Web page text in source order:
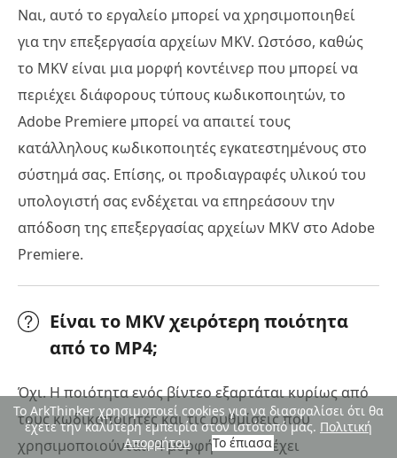
Ναι, αυτό το εργαλείο μπορεί να χρησιμοποιηθεί
για την επεξεργασία αρχείων MKV. Ωστόσο, καθώς
το MKV είναι μια μορφή κοντέινερ που μπορεί να
περιέχει διάφορους τύπους κωδικοποιητών, το
Adobe Premiere μπορεί να απαιτεί τους
κατάλληλους κωδικοποιητές εγκατεστημένους στο
σύστημά σας. Επίσης, οι προδιαγραφές υλικού του
υπολογιστή σας ενδέχεται να επηρεάσουν την
απόδοση της επεξεργασίας αρχείων MKV στο Adobe
Premiere.
Είναι το MKV χειρότερη ποιότητα
από το MP4;
Όχι. Η ποιότητα ενός βίντεο εξαρτάται κυρίως από
τους κωδικοποιητές και τις ρυθμίσεις που
χρησιμοποιούνται. Η μορφή MP4 θα έχει
Το ArkThinker χρησιμοποιεί cookies για να διασφαλίσει ότι θα
έχετε την καλύτερη εμπειρία στον ιστότοπό μας. Πολιτική
Απορρήτου
Το έπιασα